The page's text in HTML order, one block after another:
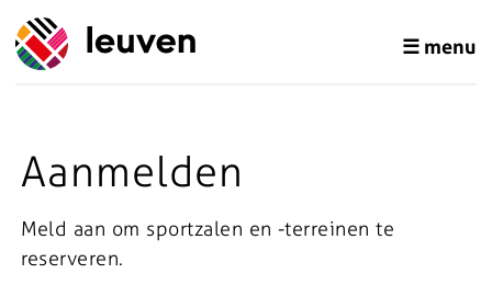
☰ menu
Aanmelden
Meld aan om sportzalen en -terreinen te
reserveren.